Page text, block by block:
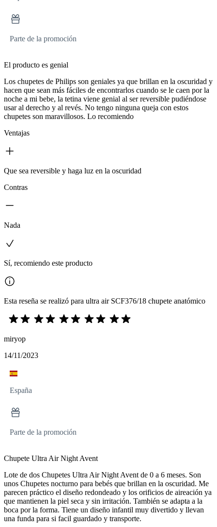
Parte de la promoción
El producto es genial
Los chupetes de Philips son geniales ya que brillan en la oscuridad y
hacen que sean más fáciles de encontrarlos cuando se le caen por la
noche a mi bebe, la tetina viene genial al ser reversible pudiéndose
usar al derecho y al revés. No tengo ninguna queja con estos
chupetes son maravillosos. Lo recomiendo
Ventajas
Que sea reversible y haga luz en la oscuridad
Contras
Nada
Sí, recomiendo este producto
Esta reseña se realizó para ultra air SCF376/18 chupete anatómico
miryop
14/11/2023
España
Parte de la promoción
Chupete Ultra Air Night Avent
Lote de dos Chupetes Ultra Air Night Avent de 0 a 6 meses. Son
unos Chupetes nocturno para bebés que brillan en la oscuridad. Me
parecen práctico el diseño redondeado y los orificios de aireación ya
que mantienen la piel seca y sin irritación. También se adapta a la
boca por la forma. Tiene un diseño infantil muy divertido y llevan
una funda para si facil guardado y transporte.